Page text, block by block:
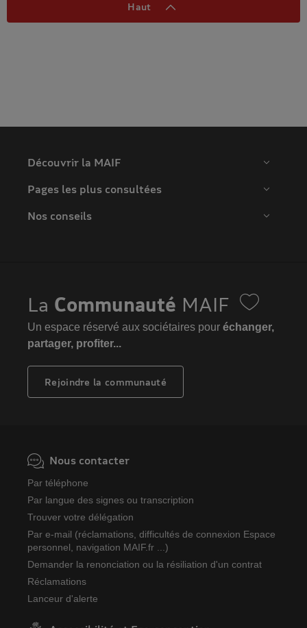
Haut
Découvrir la MAIF
Pages les plus consultées
Nos conseils
La Communauté MAIF
Un espace réservé aux sociétaires pour échanger,
partager, profiter...
Rejoindre la communauté
Nous contacter
Par téléphone
Par langue des signes ou transcription
Trouver votre délégation
Par e-mail (réclamations, difficultés de connexion Espace
personnel, navigation MAIF.fr ...)
Demander la renonciation ou la résiliation d'un contrat
Réclamations
Lanceur d'alerte